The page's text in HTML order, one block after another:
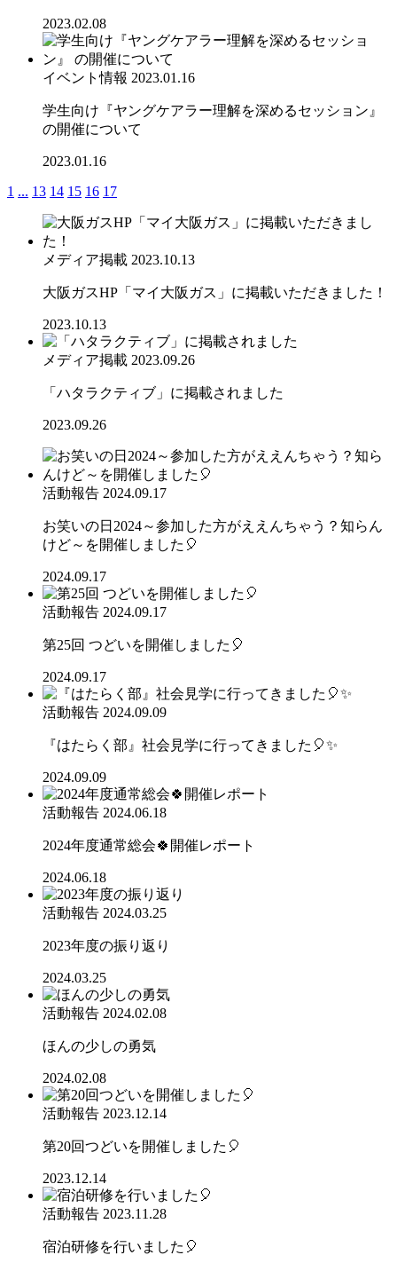
2023.02.08
イベント情報 2023.01.16
学生向け『ヤングケアラー理解を深めるセッション』
の開催について
2023.01.16
1 ... 13 14 15 16 17
メディア掲載 2023.10.13
大阪ガスHP「マイ大阪ガス」に掲載いただきました！
2023.10.13
メディア掲載 2023.09.26
「ハタラクティブ」に掲載されました
2023.09.26
活動報告 2024.09.17
お笑いの日2024～参加した方がええんちゃう？知らん
けど～を開催しました🎈
2024.09.17
活動報告 2024.09.17
第25回 つどいを開催しました🎈
2024.09.17
活動報告 2024.09.09
『はたらく部』社会見学に行ってきました🎈✨
2024.09.09
活動報告 2024.06.18
2024年度通常総会🍀開催レポート
2024.06.18
活動報告 2024.03.25
2023年度の振り返り
2024.03.25
活動報告 2024.02.08
ほんの少しの勇気
2024.02.08
活動報告 2023.12.14
第20回つどいを開催しました🎈
2023.12.14
活動報告 2023.11.28
宿泊研修を行いました🎈